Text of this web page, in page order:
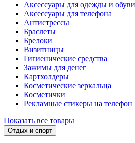
Аксессуары для одежды и обуви
Аксессуары для телефона
Антистрессы
Браслеты
Брелоки
Визитницы
Гигиенические средства
Зажимы для денег
Картхолдеры
Косметические зеркальца
Косметички
Рекламные стикеры на телефон
Показать все товары
Отдых и спорт